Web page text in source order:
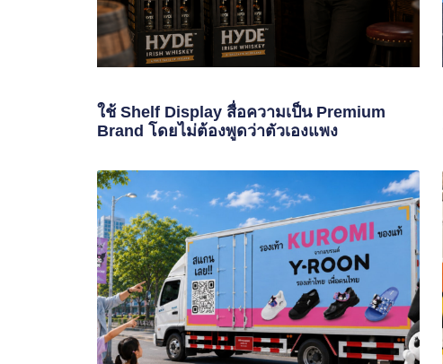
ใช้ Shelf Display สื่อความเป็น Premium
Brand โดยไม่ต้องพูดว่าตัวเองแพง